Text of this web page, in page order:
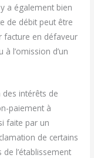
a également bien
de débit peut être
facture en défaveur
l’omission d’un
intérêts de
paiement à
faite par un
de certains
l’établissement